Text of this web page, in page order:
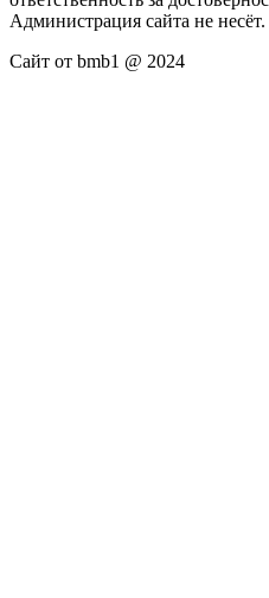
Администрация сайта не несёт.
Сайт от bmb1 @ 2024